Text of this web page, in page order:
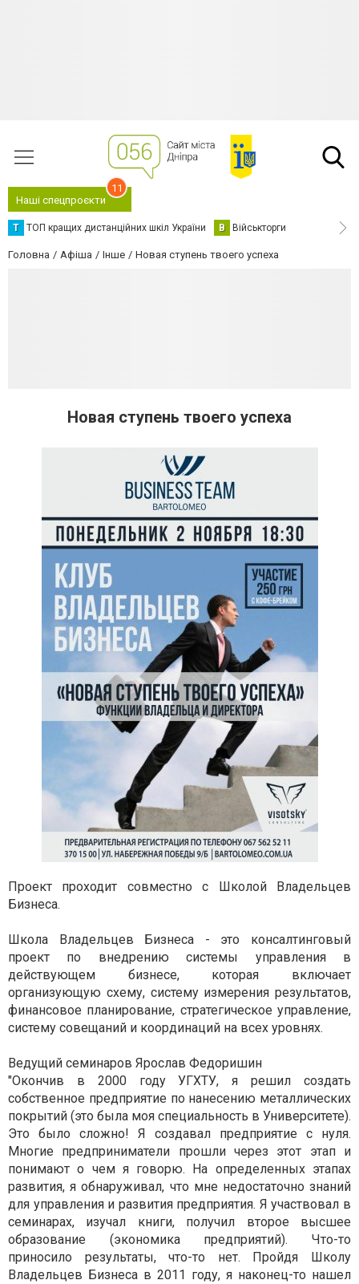
Наші спецпроєкти
11
Т ТОП кращих дистанційних шкіл України В Військторги
Головна Афіша Інше Новая ступень твоего успеха
Новая ступень твоего успеха
Проект проходит совместно с Школой Владельцев
Бизнеса.
Школа Владельцев Бизнеса - это консалтинговый
проект по внедрению системы управления в
действующем бизнесе, которая включает
организующую схему, систему измерения результатов,
финансовое планирование, стратегическое управление,
систему совещаний и координаций на всех уровнях.
Ведущий семинаров Ярослав Федоришин
"Окончив в 2000 году УГХТУ, я решил создать
собственное предприятие по нанесению металлических
покрытий (это была моя специальность в Университете).
Это было сложно! Я создавал предприятие с нуля.
Многие предприниматели прошли через этот этап и
понимают о чем я говорю. На определенных этапах
развития, я обнаруживал, что мне недостаточно знаний
для управления и развития предприятия. Я участвовал в
семинарах, изучал книги, получил второе высшее
образование (экономика предприятий). Что-то
приносило результаты, что-то нет. Пройдя Школу
Владельцев Бизнеса в 2011 году, я наконец-то нашел